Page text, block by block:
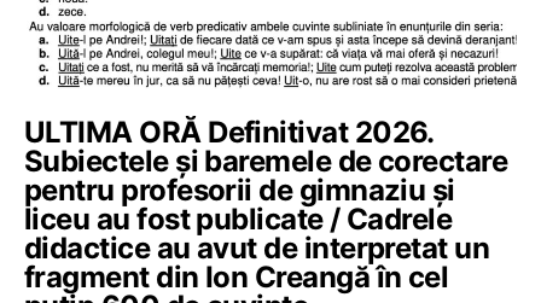
ULTIMA ORĂ Definitivat 2026.
Subiectele și baremele de corectare
pentru profesorii de gimnaziu și
liceu au fost publicate / Cadrele
didactice au avut de interpretat un
fragment din Ion Creangă în cel